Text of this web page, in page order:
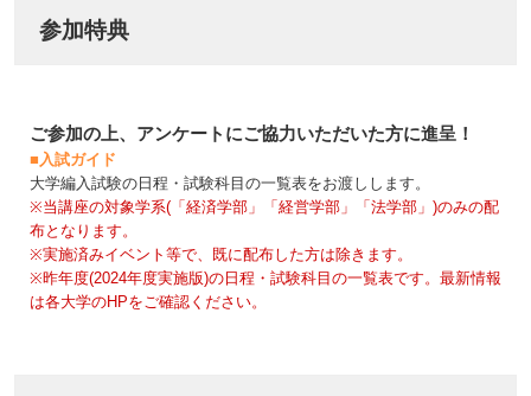
参加特典
ご参加の上、アンケートにご協力いただいた方に進呈！
■入試ガイド
大学編入試験の日程・試験科目の一覧表をお渡しします。
※当講座の対象学系(「経済学部」「経営学部」「法学部」)のみの配
布となります。
※実施済みイベント等で、既に配布した方は除きます。
※昨年度(2024年度実施版)の日程・試験科目の一覧表です。最新情報
は各大学のHPをご確認ください。